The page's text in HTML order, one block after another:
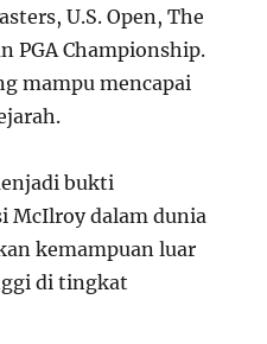
U.S. Open, The
PGA Championship.
mampu mencapai
bukti
McIlroy dalam dunia
kemampuan luar
di tingkat